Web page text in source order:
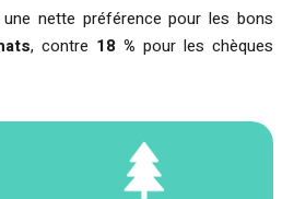
nette préférence pour les bons
, contre 18 % pour les chèques